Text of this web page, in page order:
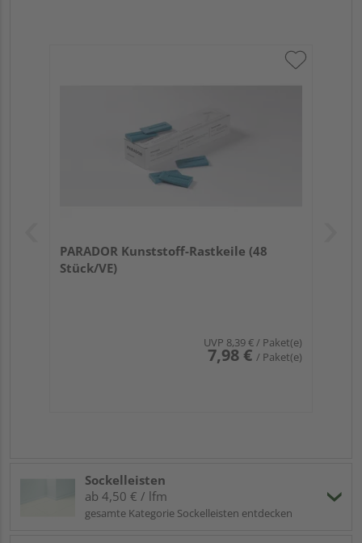
PARADOR Kunststoff-Rastkeile (48
Stück/VE)
UVP 8,39 €/ Paket(e)
7,98 € / Paket(e)
Sockelleisten
ab 4,50 € / lfm
gesamte Kategorie Sockelleisten entdecken